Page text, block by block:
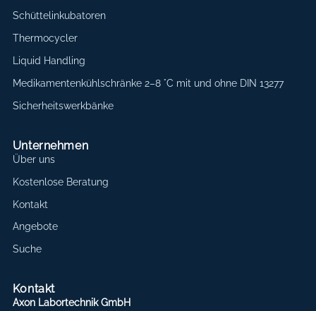
Schüttelinkubatoren
Thermocycler
Liquid Handling
Medikamentenkühlschränke 2–8 °C mit und ohne DIN 13277
Sicherheitswerkbänke
Unternehmen
Über uns
Kostenlose Beratung
Kontakt
Angebote
Suche
Kontakt
Axon Labortechnik GmbH